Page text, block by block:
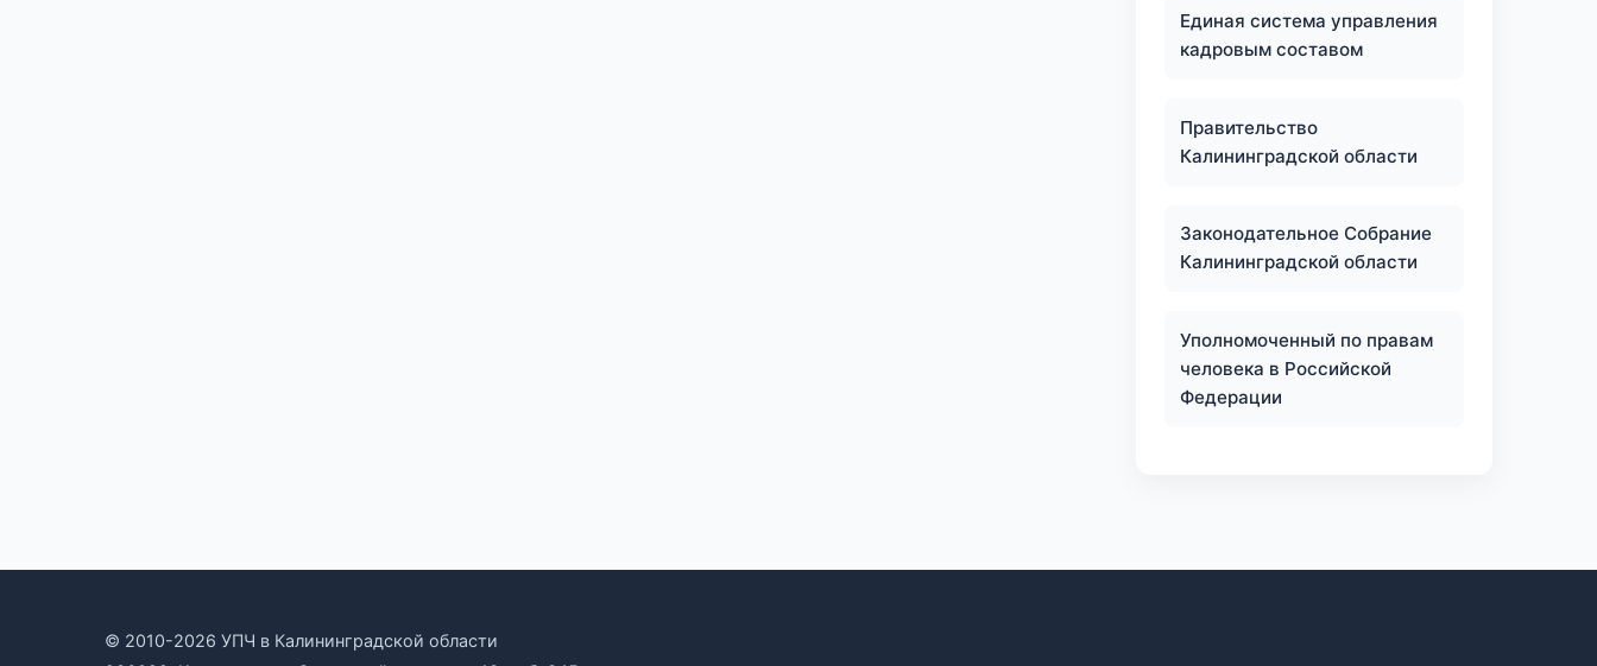
Единая система управления
кадровым составом
Правительство
Калининградской области
Законодательное Собрание
Калининградской области
Уполномоченный по правам
человека в Российской
Федерации
© 2010-2026 УПЧ в Калининградской области